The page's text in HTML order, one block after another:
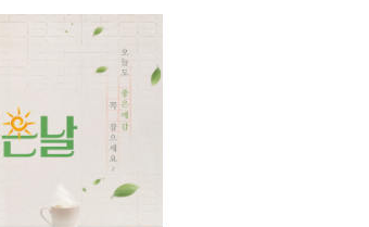
2026년 08월 07일(금)
2026년 08월 07일(금)
2026년 08월 07일(금)
2026년 08월 07일(금)
2026년 08월 07일(금)
2026년 08월 07일(금)